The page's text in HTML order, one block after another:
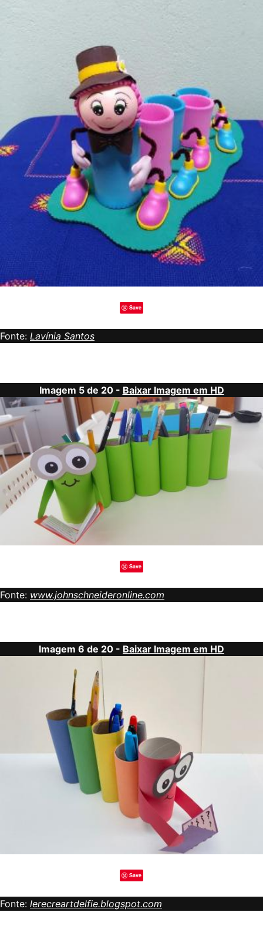
Save
Fonte: Lavínia Santos
Imagem 5 de 20 - Baixar Imagem em HD
Save
Fonte: www.johnschneideronline.com
Imagem 6 de 20 - Baixar Imagem em HD
Save
Fonte: lerecreartdelfie.blogspot.com